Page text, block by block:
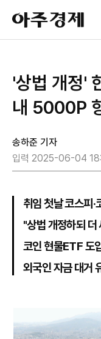
아
주
경
'상법 개정'
내 5000P
송하준 기자
입력 2025-06-04
취임 첫날 코스피·
"상법 개정하되 더
코인 현물ETF 도
외국인 자금 대거